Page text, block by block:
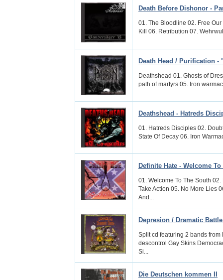
Death Before Dishonor -
01. The Bloodline 02. Free
Kill 06. Retribution 07.
Death Head / Purification
Deathshead 01. Ghosts of
path of martyrs 05. Iron
Deathshead - Hatreds
01. Hatreds Disciples 02.
State Of Decay 06. Iron
Definite Hate - Welcome
01. Welcome To The South
Take Action 05. No More Lies
And...
Depresion / Dramatic
Split cd featuring 2 bands
descontrol Gay Skins
Si...
Die Deutschen kommen II